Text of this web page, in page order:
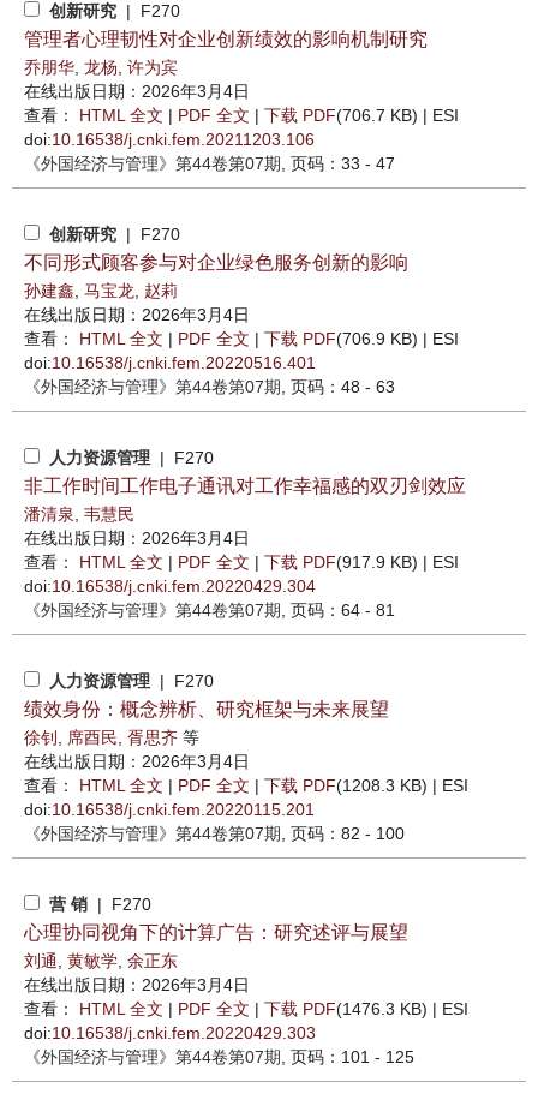
创新研究 | F270
管理者心理韧性对企业创新绩效的影响机制研究
乔朋华 龙杨 许为宾
在线出版日期：2026年3月4日
查看： HTML 全文 | PDF 全文 | 下载 PDF(706.7 KB) | ESI
doi:10.16538/j.cnki.fem.20211203.106
《外国经济与管理》 第44卷第07期 , 页码：33 - 47
创新研究 | F270
不同形式顾客参与对企业绿色服务创新的影响
孙建鑫 马宝龙
赵莉
在线出版日期：2026年3月4日
查看： HTML 全文 | PDF 全文 | 下载 PDF(706.9 KB) | ESI
doi:10.16538/j.cnki.fem.20220516.401
《外国经济与管理》 第44卷第07期 , 页码：48 - 63
人力资源管理 | F270
非工作时间工作电子通讯对工作幸福感的双刃剑效应
潘清泉
韦慧民
在线出版日期：2026年3月4日
查看： HTML 全文 | PDF 全文 | 下载 PDF(917.9 KB) | ESI
doi:10.16538/j.cnki.fem.20220429.304
《外国经济与管理》 第44卷第07期 , 页码：64 - 81
人力资源管理 | F270
绩效身份：概念辨析、研究框架与未来展望
徐钊 席酉民 胥思齐 等
在线出版日期：2026年3月4日
查看： HTML 全文 | PDF 全文 | 下载 PDF(1208.3 KB) | ESI
doi:10.16538/j.cnki.fem.20220115.201
《外国经济与管理》 第44卷第07期 , 页码：82 - 100
营 销 | F270
心理协同视角下的计算广告：研究述评与展望
刘通 黄敏学 余正东
在线出版日期：2026年3月4日
查看： HTML 全文 | PDF 全文 | 下载 PDF(1476.3 KB) | ESI
doi:10.16538/j.cnki.fem.20220429.303
《外国经济与管理》 第44卷第07期 , 页码：101 - 125